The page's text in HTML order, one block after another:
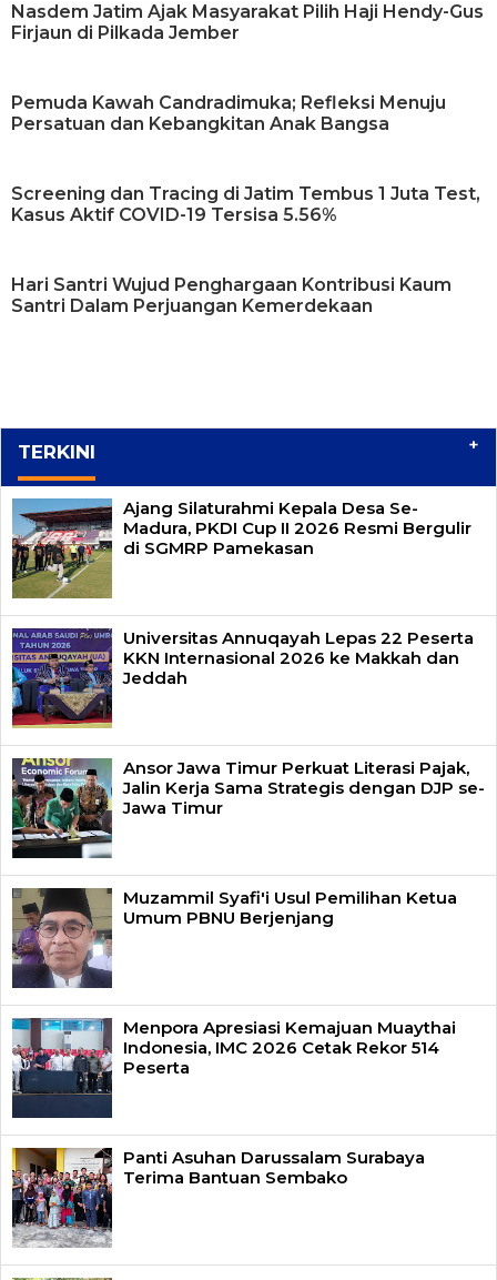
Nasdem Jatim Ajak Masyarakat Pilih Haji Hendy-Gus
Firjaun di Pilkada Jember
Pemuda Kawah Candradimuka; Refleksi Menuju
Persatuan dan Kebangkitan Anak Bangsa
Screening dan Tracing di Jatim Tembus 1 Juta Test,
Kasus Aktif COVID-19 Tersisa 5.56%
Hari Santri Wujud Penghargaan Kontribusi Kaum
Santri Dalam Perjuangan Kemerdekaan
TERKINI +
Ajang Silaturahmi Kepala Desa Se-
Madura, PKDI Cup II 2026 Resmi Bergulir
di SGMRP Pamekasan
Universitas Annuqayah Lepas 22 Peserta
KKN Internasional 2026 ke Makkah dan
Jeddah
Ansor Jawa Timur Perkuat Literasi Pajak,
Jalin Kerja Sama Strategis dengan DJP se-
Jawa Timur
Muzammil Syafi'i Usul Pemilihan Ketua
Umum PBNU Berjenjang
Menpora Apresiasi Kemajuan Muaythai
Indonesia, IMC 2026 Cetak Rekor 514
Peserta
Panti Asuhan Darussalam Surabaya
Terima Bantuan Sembako